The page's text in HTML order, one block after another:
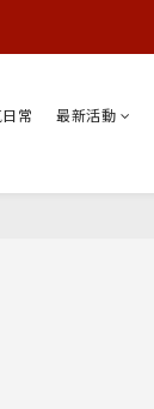
常 最新活動